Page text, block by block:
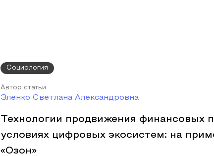
Социология
Автор статьи
Зленко Светлана Александровна
Технологии продвижения финансовых
условиях цифровых экосистем: на
«Озон»